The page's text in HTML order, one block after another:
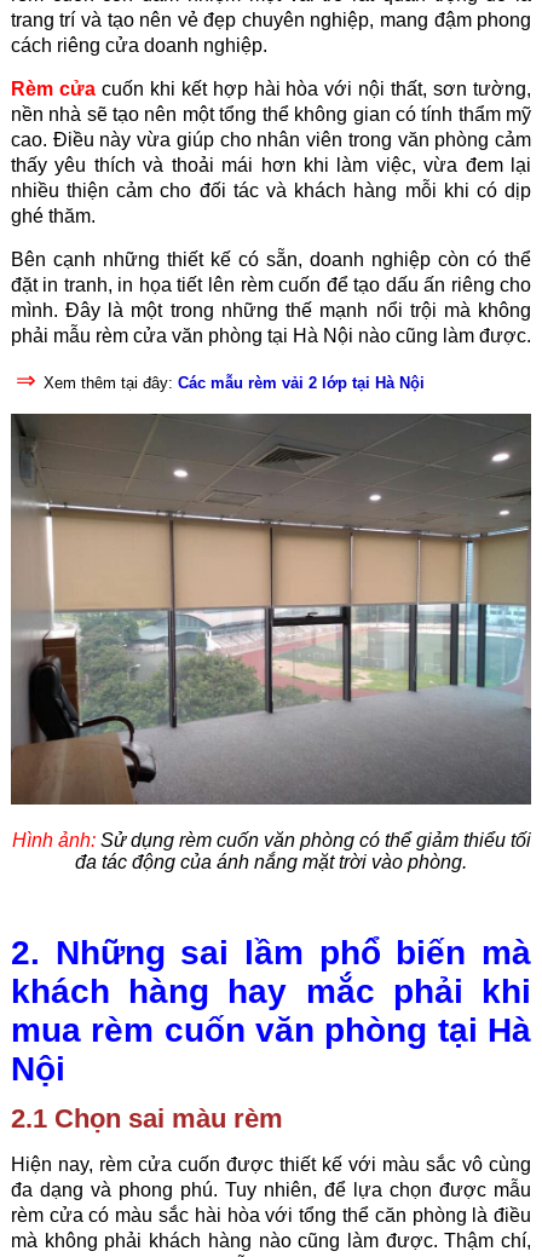
trang trí và tạo nên vẻ đẹp chuyên nghiệp, mang đậm phong
cách riêng cửa doanh nghiệp.
Rèm cửacuốn khi kết hợp hài hòa với nội thất, sơn tường,
nền nhà sẽ tạo nên một tổng thể không gian có tính thẩm mỹ
cao. Điều này vừa giúp cho nhân viên trong văn phòng cảm
thấy yêu thích và thoải mái hơn khi làm việc, vừa đem lại
nhiều thiện cảm cho đối tác và khách hàng mỗi khi có dịp
ghé thăm.
Bên cạnh những thiết kế có sẵn, doanh nghiệp còn có thể
đặt in tranh, in họa tiết lên rèm cuốn để tạo dấu ấn riêng cho
mình. Đây là một trong những thế mạnh nổi trội mà không
phải mẫu rèm cửa văn phòng tại Hà Nội nào cũng làm được.
⇒ Xem thêm tại đây: Các mẫu rèm vải 2 lớp tại Hà Nội
Hình ảnh:Sử dụng rèm cuốn văn phòng có thể giảm thiểu tối
đa tác động của ánh nắng mặt trời vào phòng.
2. Những sai lầm phổ biến mà
khách hàng hay mắc phải khi
mua rèm cuốn văn phòng tại Hà
Nội
2.1 Chọn sai màu rèm
Hiện nay, rèm cửa cuốn được thiết kế với màu sắc vô cùng
đa dạng và phong phú. Tuy nhiên, để lựa chọn được mẫu
rèm cửa có màu sắc hài hòa với tổng thể căn phòng là điều
mà không phải khách hàng nào cũng làm được. Thậm chí,